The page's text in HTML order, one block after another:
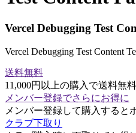
Vercel Debugging Test
Vercel Debugging Test Content
送料無料
11,000円以上の購入で送料無料
メンバー登録でさらにお得に
メンバー登録して購入すると
クラブ下取り